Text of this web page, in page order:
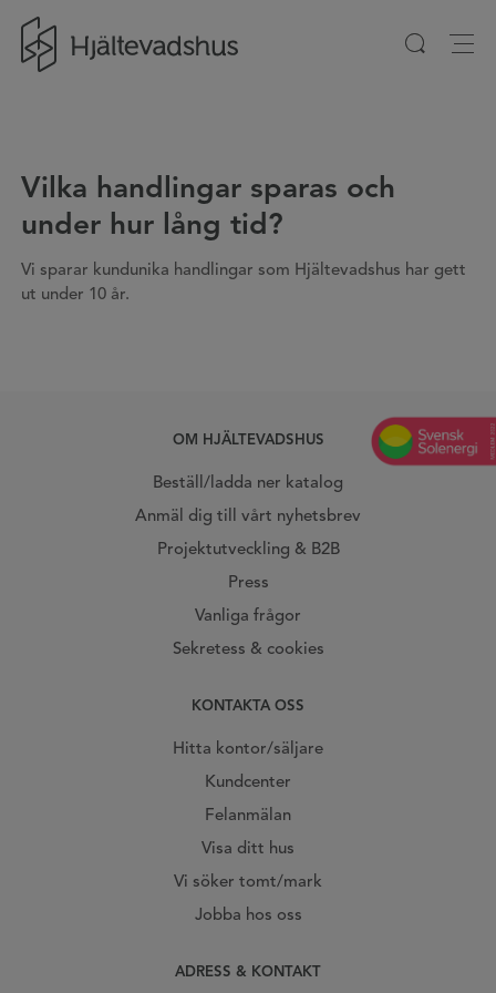
Vilka handlingar sparas och
under hur lång tid?
Vi sparar kundunika handlingar som Hjältevadshus har gett
ut under 10 år.
OM HJÄLTEVADSHUS
Beställ/ladda ner katalog
Anmäl dig till vårt nyhetsbrev
Projektutveckling & B2B
Press
Vanliga frågor
Sekretess & cookies
KONTAKTA OSS
Hitta kontor/säljare
Kundcenter
Felanmälan
Visa ditt hus
Vi söker tomt/mark
Jobba hos oss
ADRESS & KONTAKT